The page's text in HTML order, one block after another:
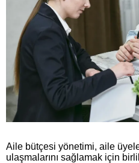
Aile bütçesi yönetimi, aile
ulaşmalarını sağlamak için